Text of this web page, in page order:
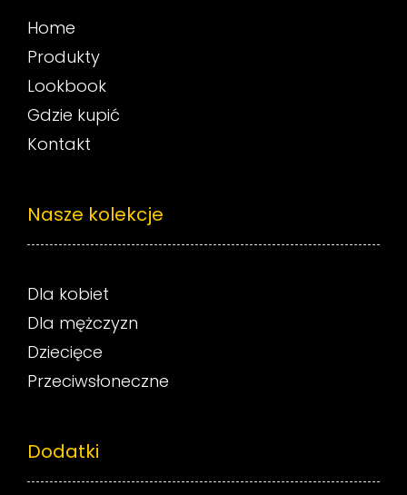
Home
Produkty
Lookbook
Gdzie kupić
Kontakt
Nasze kolekcje
Dla kobiet
Dla mężczyzn
Dziecięce
Przeciwsłoneczne
Dodatki